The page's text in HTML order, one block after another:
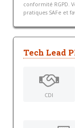
conformité RGPD.
pratiques SAFe et
Tech Lead
CDI